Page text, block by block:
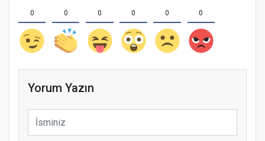
0 0 0 0 0 0
Yorum Yazın